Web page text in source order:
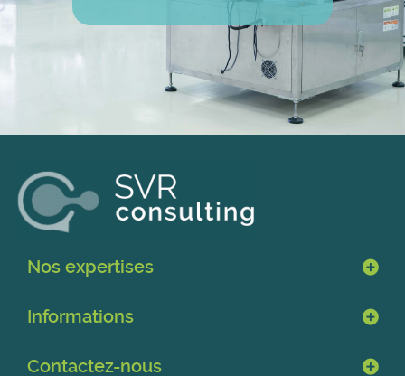
Nos expertises
Informations
Contactez-nous